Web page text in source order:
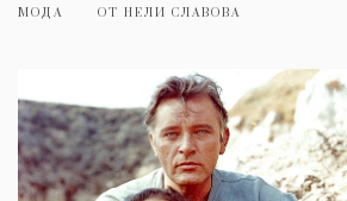
МОДА ОТ НЕЛИ СЛАВОВА